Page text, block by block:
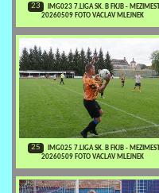
23
IMG023 7.LIGA SK. B FKJB - MEZIMESTI
20260509 FOTO VACLAV MLEJNEK
25
IMG025 7.LIGA SK. B FKJB - MEZIMESTI
20260509 FOTO VACLAV MLEJNEK